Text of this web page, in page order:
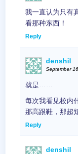
我一直认为只有
看那种东西！
Reply
denshil
September
就是……
每次我看见校内
那高跟鞋，那超
Reply
denshil